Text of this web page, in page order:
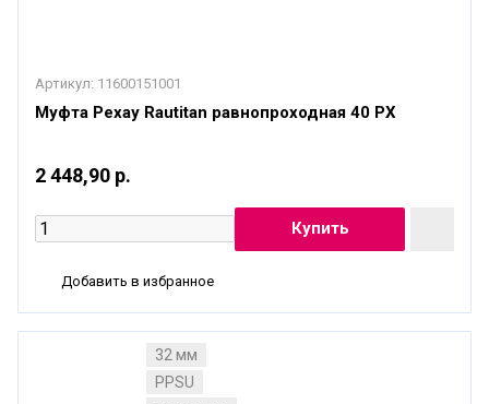
Артикул: 11600151001
Муфта Рехау Rautitan равнопроходная 40 PХ
2 448,90 р.
Добавить в избранное
32 мм
PPSU